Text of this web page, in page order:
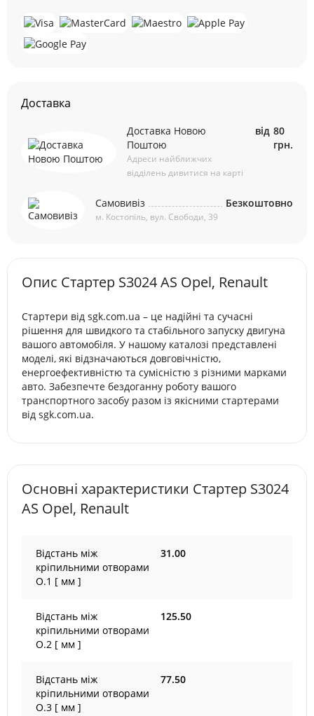
Доставка
Доставка Новою
Поштою
Адреси найближчих
відділень дивитися на карті
від 80
грн.
Самовивіз
м. Костопіль, вул. Свободи, 39
Безкоштовно
Опис Стартер S3024 AS Opel, Renault
Стартери від sgk.com.ua – це надійні та сучасні
рішення для швидкого та стабільного запуску двигуна
вашого автомобіля. У нашому каталозі представлені
моделі, які відзначаються довговічністю,
енергоефективністю та сумісністю з різними марками
авто. Забезпечте бездоганну роботу вашого
транспортного засобу разом із якісними стартерами
від sgk.com.ua.
Основні характеристики Стартер S3024
AS Opel, Renault
Відстань між
кріпильними отворами
O.1 [ мм ]
31.00
Відстань між
кріпильними отворами
O.2 [ мм ]
125.50
Відстань між
кріпильними отворами
O.3 [ мм ]
77.50